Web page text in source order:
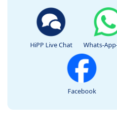
HiPP Live Chat Whats-
Facebook